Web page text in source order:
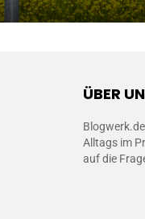
ÜBER
Alltags im
auf die